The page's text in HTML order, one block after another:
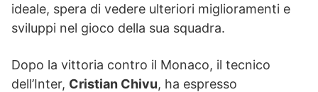
ideale, spera di vedere ulteriori miglioramenti e
sviluppi nel gioco della sua squadra.
Dopo la vittoria contro il Monaco, il tecnico
dell’Inter, Cristian Chivu, ha espresso